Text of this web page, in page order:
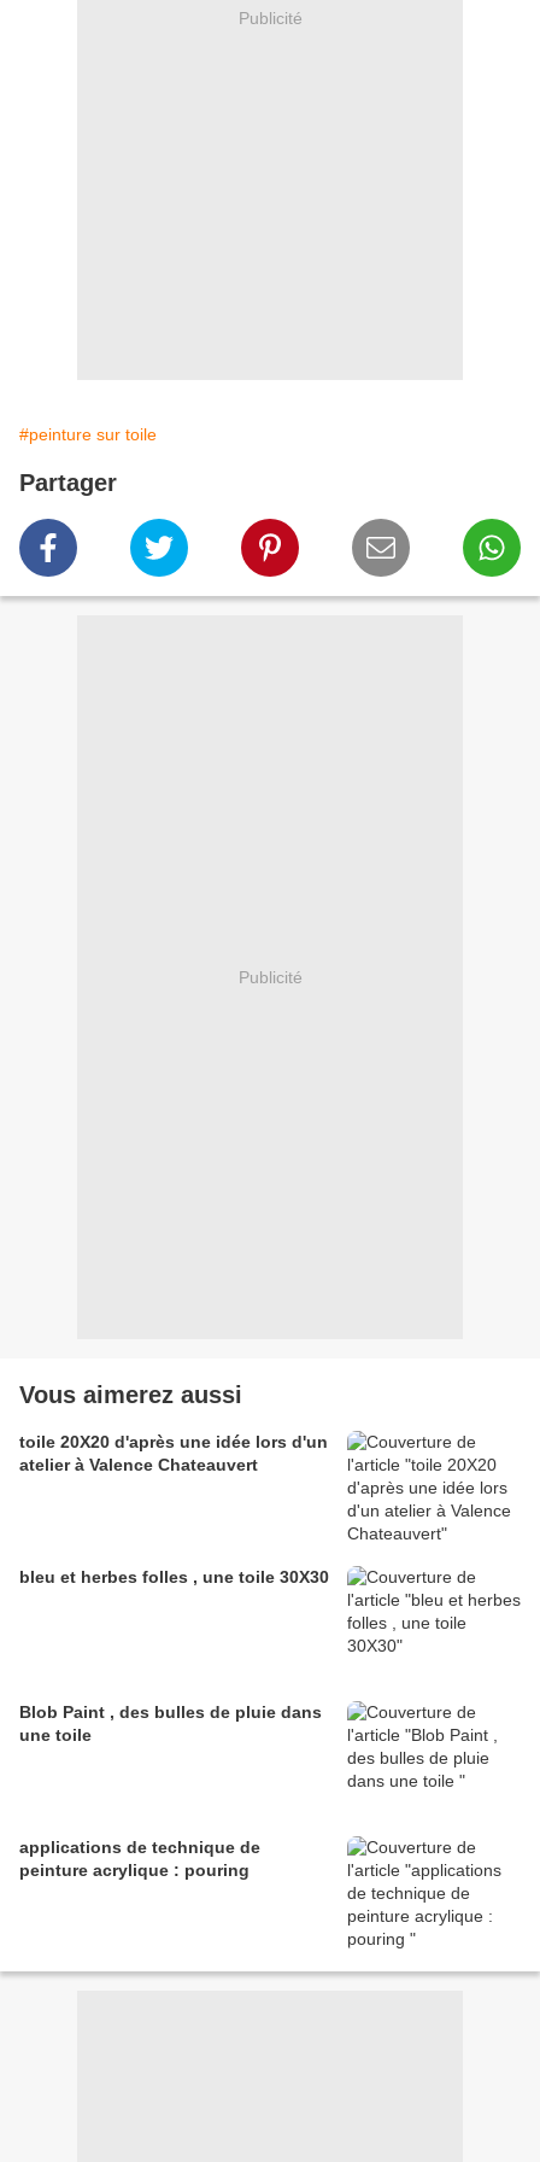
Publicité
#peinture sur toile
Partager
Publicité
Vous aimerez aussi
toile 20X20 d'après une idée lors d'un
atelier à Valence Chateauvert
bleu et herbes folles , une toile 30X30
Blob Paint , des bulles de pluie dans
une toile
applications de technique de
peinture acrylique : pouring